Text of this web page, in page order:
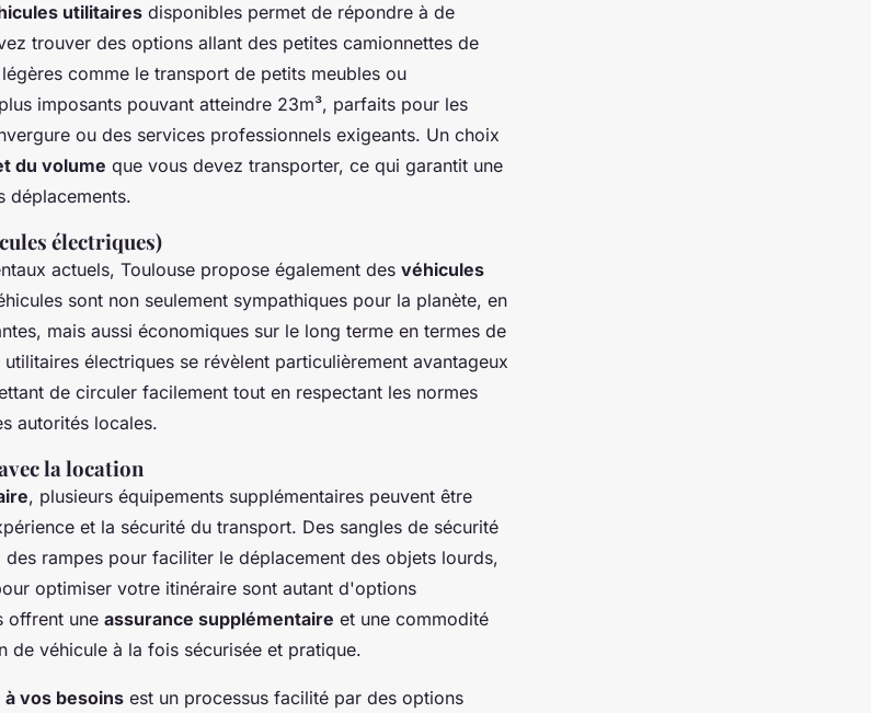
utilitaires disponibles permet de répondre à de
trouver des options allant des petites camionnettes de
comme le transport de petits meubles ou
imposants pouvant atteindre 23m³, parfaits pour les
ou des services professionnels exigeants. Un choix
du volume que vous devez transporter, ce qui garantit une
déplacements.
électriques)
actuels, Toulouse propose également des véhicules
sont non seulement sympathiques pour la planète, en
mais aussi économiques sur le long terme en termes de
électriques se révèlent particulièrement avantageux
de circuler facilement tout en respectant les normes
autorités locales.
la location
, plusieurs équipements supplémentaires peuvent être
et la sécurité du transport. Des sangles de sécurité
rampes pour faciliter le déplacement des objets lourds,
optimiser votre itinéraire sont autant d'options
offrent une assurance supplémentaire et une commodité
de véhicule à la fois sécurisée et pratique.
vos besoins est un processus facilité par des options